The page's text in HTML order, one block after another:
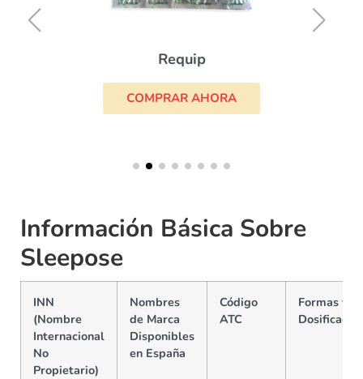
Requip
COMPRAR AHORA
Información Básica Sobre
Sleepose
INN
(Nombre
Internacional
No
Propietario)
Nombres
de Marca
Disponibles
en España
Código
ATC
Formas y